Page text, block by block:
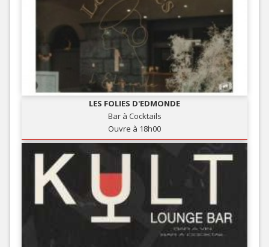
LES FOLIES D'EDMONDE
Bar à Cocktails
Ouvre à 18h00